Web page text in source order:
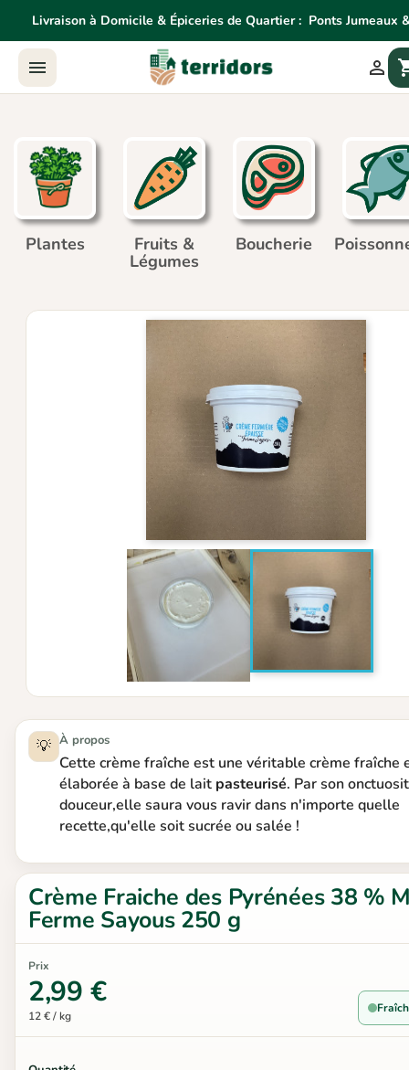
Livraison à Domicile & Épiceries de Quartier :Ponts Jumeaux
 
Livraison à Domicile & Épiceries de Quartier:Ponts
Agne
Plantes Fruits &
Légumes
Boucherie
💡 À propos
Cette crème fraîche est une véritable crème fraîche
élaborée à base de lait pasteurisé. Par son
douceur,elle saura vous ravir dans n'importe quelle
recette,qu'elle soit sucrée ou salée !
Crème Fraiche des Pyrénées 38 %
Ferme Sayous 250 g
Prix
2,99 €
12 € / kg